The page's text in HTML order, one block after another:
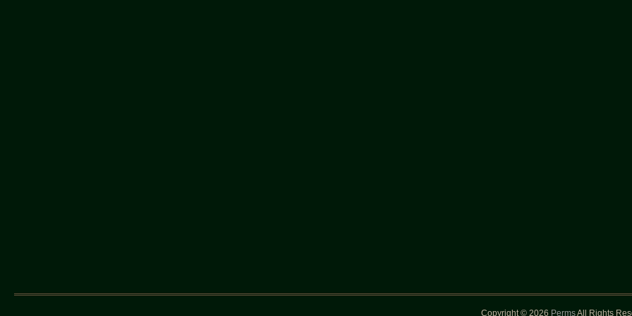
Copyright © 2026 PermsAll Rights